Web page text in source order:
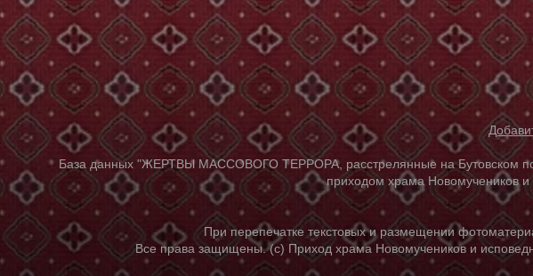
База данных "ЖЕРТВЫ МАССОВОГО ТЕРРОРА, расстрелянные на Бутовском
приходом храма Новомучеников
При перепечатке текстовых и размещении
Все права защищены. (с) Приход храма Новомучеников и